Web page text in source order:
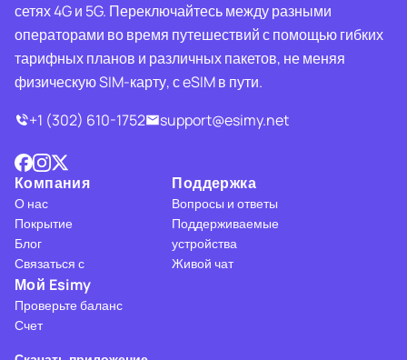
сетях 4G и 5G. Переключайтесь между разными
операторами во время путешествий с помощью гибких
тарифных планов и различных пакетов, не меняя
физическую SIM-карту, с eSIM в пути.
+1 (302) 610-1752
support@esimy.net
Компания
О нас
Покрытие
Блог
Связаться с
Поддержка
Вопросы и ответы
Поддерживаемые
устройства
Живой чат
Мой Esimy
Проверьте баланс
Счет